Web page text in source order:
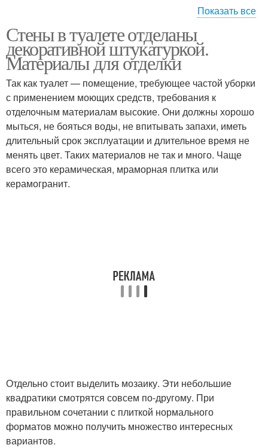
мраморной крошкой
фактурная штукатурка
Венецианская
штукатурка
Показать все
Стены в туалете отделаны
декоративной штукатуркой.
Материалы для отделки
Так как туалет — помещение, требующее частой уборки
с применением моющих средств, требования к
отделочным материалам высокие. Они должны хорошо
мыться, не бояться воды, не впитывать запахи, иметь
длительный срок эксплуатации и длительное время не
менять цвет. Таких материалов не так и много. Чаще
всего это керамическая, мраморная плитка или
керамогранит.
Отдельно стоит выделить мозаику. Эти небольшие
квадратики смотрятся совсем по-другому. При
правильном сочетании с плиткой нормального
форматов можно получить множество интересных
вариантов.